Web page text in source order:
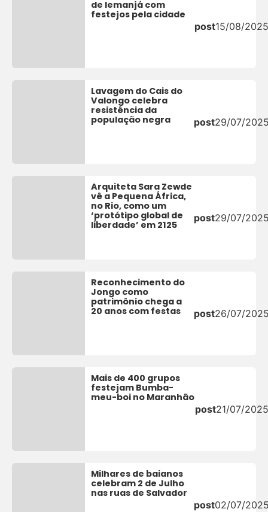
de Iemanjá com
festejos pela cidade
post15/08/
Lavagem do Cais do
Valongo celebra
resistência da
população negra
post29/07/
Arquiteta Sara Zewde
vê a Pequena África,
no Rio, como um
‘protótipo global de
liberdade’ em 2125
post29/07/
Reconhecimento do
Jongo como
patrimônio chega a
20 anos com festas
post26/07/
Mais de 400 grupos
festejam Bumba-
meu-boi no Maranhão
post21/07/2025
Milhares de baianos
celebram 2 de Julho
nas ruas de Salvador
post02/07/